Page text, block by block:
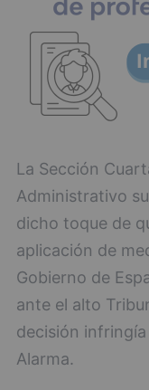
La Sección
Administrativo
dicho toque de
aplicación de
Gobierno de
ante el alto
decisión
Alarma.